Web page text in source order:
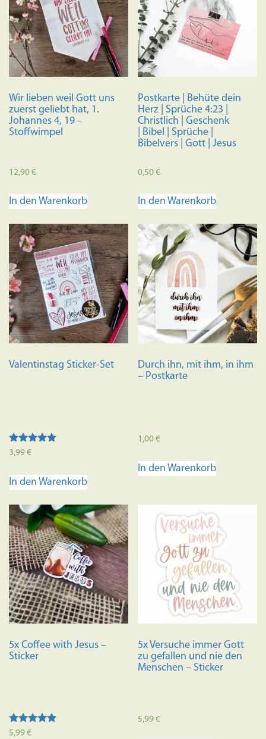
Wir lieben weil Gott uns
zuerst geliebt hat, 1.
Johannes 4, 19 –
Stoffwimpel
12,90€
In den Warenkorb
Postkarte | Behüte dein
Herz | Sprüche 4:23 |
Christlich | Geschenk
| Bibel | Sprüche |
Bibelvers | Gott | Jesus
0,50€
In den Warenkorb
Valentinstag Sticker-Set
Bewertet mit
3,99€
In den Warenkorb
Durch ihn, mit ihm, in ihm
– Postkarte
1,00€
In den Warenkorb
5x Coffee with Jesus –
Sticker
Bewertet mit
5,99€
5x Versuche immer Gott
zu gefallen und nie den
Menschen – Sticker
5,99€